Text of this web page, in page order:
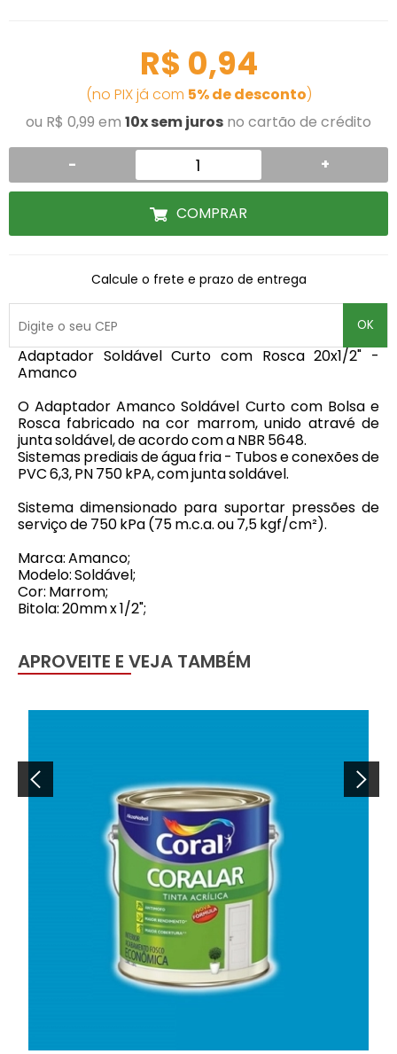
R$ 0,94
(no PIX já com 5% de desconto)
ou R$ 0,99 em 10x sem juros no cartão de crédito
- +
COMPRAR
Calcule o frete e prazo de entrega
OK
Adaptador Soldável Curto com Rosca 20x1/2" -
Amanco
O Adaptador Amanco Soldável Curto com Bolsa e
Rosca fabricado na cor marrom, unido atravé de
junta soldável, de acordo com a NBR 5648.
Sistemas prediais de água fria - Tubos e conexões de
PVC 6,3, PN 750 kPA, com junta soldável.
Sistema dimensionado para suportar pressões de
serviço de 750 kPa (75 m.c.a. ou 7,5 kgf/cm²).
Marca: Amanco;
Modelo: Soldável;
Cor: Marrom;
Bitola: 20mm x 1/2";
APROVEITE E VEJA TAMBÉM